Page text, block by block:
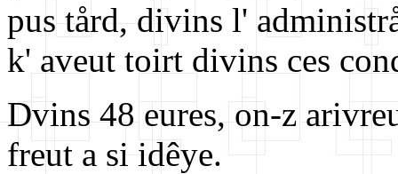
pus tård, divins l'
k' aveut toirt divins ces
Dvins 48 eures, on-z
freut a si idêye.